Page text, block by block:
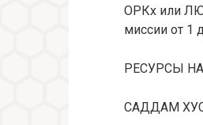
ОРКх или
миссии от 1
РЕСУРСЫ НА
САДДАМ